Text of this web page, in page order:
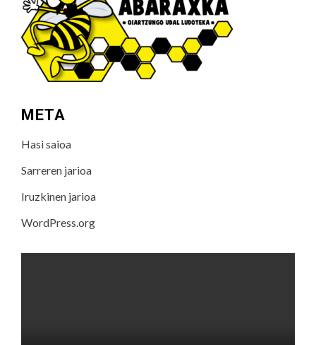
META
Hasi saioa
Sarreren jarioa
Iruzkinen jarioa
WordPress.org